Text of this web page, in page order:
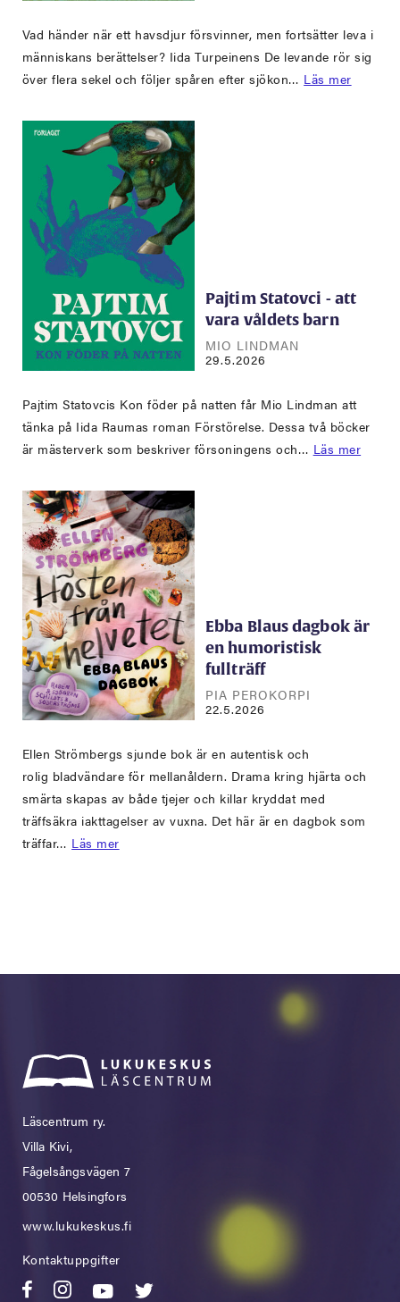
Vad händer när ett havsdjur försvinner, men fortsätter leva i
människans berättelser? Iida Turpeinens De levande rör sig
över flera sekel och följer spåren efter sjökon… Läs mer
Pajtim Statovci - att
vara våldets barn
MIO LINDMAN
29.5.2026
Pajtim Statovcis Kon föder på natten får Mio Lindman att
tänka på Iida Raumas roman Förstörelse. Dessa två böcker
är mästerverk som beskriver försoningens och… Läs mer
Ebba Blaus dagbok är
en humoristisk
fullträff
PIA PEROKORPI
22.5.2026
Ellen Strömbergs sjunde bok är en autentisk och
rolig bladvändare för mellanåldern. Drama kring hjärta och
smärta skapas av både tjejer och killar kryddat med
träffsäkra iakttagelser av vuxna. Det här är en dagbok som
träffar… Läs mer
Läscentrum ry.
Villa Kivi,
Fågelsångsvägen 7
00530 Helsingfors
www.lukukeskus.fi
Kontaktuppgifter